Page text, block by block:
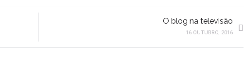
O blog na televisão
16 OUTUBRO, 2016